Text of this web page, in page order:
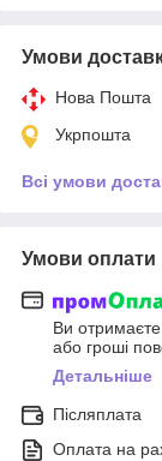
Умови
Нова Пошта
Укрпошта
Всі умови
Умови оплати
Ви
або гроші
Детальніше
Післяплата
Оплата на